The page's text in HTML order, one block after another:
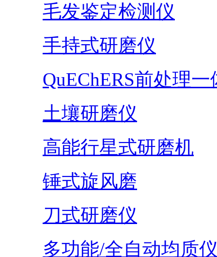
毛发鉴定检测仪
手持式研磨仪
QuEChERS前处理一
土壤研磨仪
高能行星式研磨机
锤式旋风磨
刀式研磨仪
多功能/全自动均质